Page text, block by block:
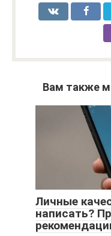
Вам также
Личные
написать?